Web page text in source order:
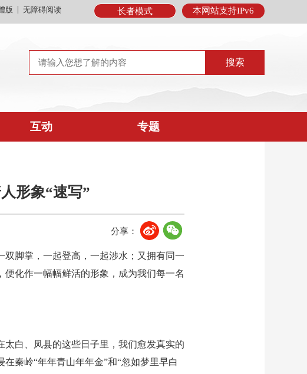
本网站支持IPv6
长者模式
版 无障碍阅读
互动 专题
形象“速写”
分享：
脚掌，一起登高，一起涉水；又拥有同一
化作一幅幅鲜活的形象，成为我们每一名
白、凤县的这些日子里，我们愈发真实的
秦岭“年年青山年年金”和“忽如梦里早白